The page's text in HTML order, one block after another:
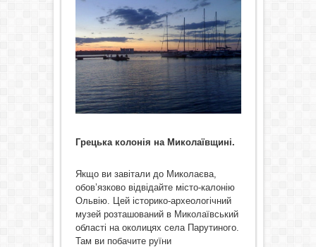
Грецька колонія на Миколаївщині.
Якщо ви завітали до Миколаєва,
обов’язково відвідайте місто-калонію
Ольвію. Цей історико-археологічний
музей розташований в Миколаївський
області на околицях села Парутиного.
Там ви побачите руїни